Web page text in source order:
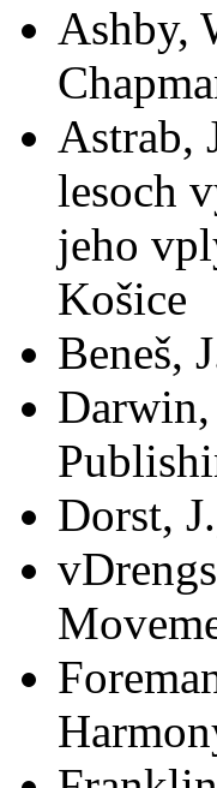
Ashby,
Astrab,
lesoch
jeho
Košice
Beneš,
Dorst,